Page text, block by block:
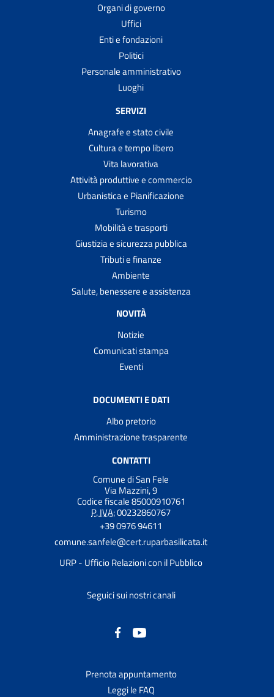
Organi di governo
Uffici
Enti e fondazioni
Politici
Personale amministrativo
Luoghi
SERVIZI
Anagrafe e stato civile
Cultura e tempo libero
Vita lavorativa
Attività produttive e commercio
Urbanistica e Pianificazione
Turismo
Mobilità e trasporti
Giustizia e sicurezza pubblica
Tributi e finanze
Ambiente
Salute, benessere e assistenza
NOVITÀ
Notizie
Comunicati stampa
Eventi
DOCUMENTI E DATI
Albo pretorio
Amministrazione trasparente
CONTATTI
Comune di San Fele
Via Mazzini, 9
Codice fiscale 85000910761
P. IVA:00232860767
+39 0976 94611
comune.sanfele@cert.ruparbasilicata.it
URP - Ufficio Relazioni con il Pubblico
Seguici sui nostri canali
Prenota appuntamento
Leggi le FAQ